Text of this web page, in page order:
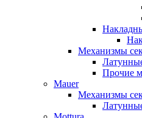
Механизмы
Прочие
Mauer
Механизмы